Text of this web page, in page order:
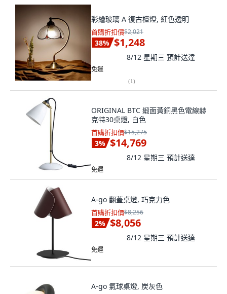
彩繪玻璃 A 復古檯燈, 紅色透明
首購折扣價$2,021
38% $1,248
8/12 星期三 預計送達
免運
(1)
ORIGINAL BTC 緞面黃銅黑色電線赫
克特30桌燈, 白色
首購折扣價$15,275
3% $14,769
8/12 星期三 預計送達
免運
A-go 翻蓋桌燈, 巧克力色
首購折扣價$8,256
2% $8,056
8/12 星期三 預計送達
免運
A-go 氣球桌燈, 炭灰色